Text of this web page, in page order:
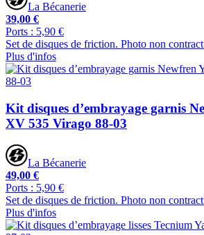
La Bécanerie
39,00 €
Ports : 5,90 €
Set de disques de friction. Photo non
Plus d'infos
Kit disques d’embrayage garnis
XV 535 Virago 88-03
La Bécanerie
49,00 €
Ports : 5,90 €
Set de disques de friction. Photo non
Plus d'infos